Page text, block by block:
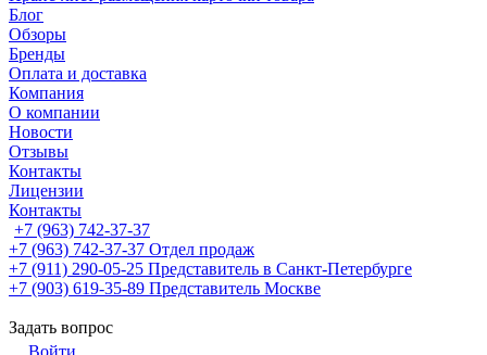
Блог
Обзоры
Бренды
Оплата и доставка
Компания
О компании
Новости
Отзывы
Контакты
Лицензии
Контакты
+7 (963) 742-37-37
+7 (963) 742-37-37 Отдел продаж
+7 (911) 290-05-25 Представитель в Санкт-Петербурге
+7 (903) 619-35-89 Представитель Москве
Задать вопрос
Войти